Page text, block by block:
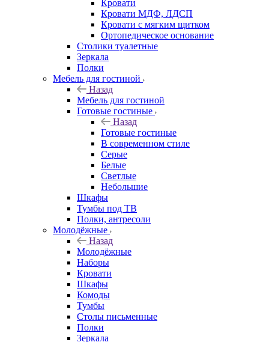
Кровати
Кровати МДФ, ЛДСП
Кровати с мягким щитком
Ортопедическое основание
Столики туалетные
Зеркала
Полки
Мебель для гостиной
Назад
Мебель для гостиной
Готовые гостиные
Назад
Готовые гостиные
В современном стиле
Серые
Белые
Светлые
Небольшие
Шкафы
Тумбы под ТВ
Полки, антресоли
Молодёжные
Назад
Молодёжные
Наборы
Кровати
Шкафы
Комоды
Тумбы
Столы письменные
Полки
Зеркала